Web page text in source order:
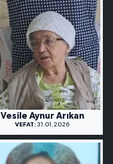
Vesile Aynur Arıkan
VEFAT: 31.01.2026